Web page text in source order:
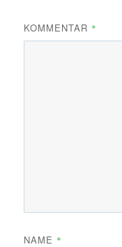
KOMMENTAR *
NAME *